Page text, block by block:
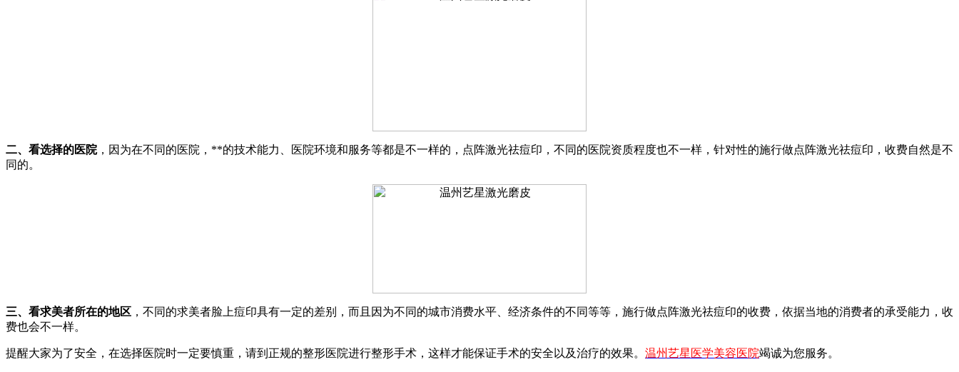
二、看选择的医院，因为在不同的医院，**的技术能力、医院环境和服务等都是不一样的，点阵激光祛痘印，不同的医院资质程度也不一样，针对性的施行做点阵激光祛痘印，收费自然是不
同的。
三、看求美者所在的地区 ，不同的求美者脸上痘印具有一定的差别，而且因为不同的城市消费水平、经济条件的不同等等，施行做点阵激光祛痘印的收费，依据当地的消费者的承受能力，收
费也会不一样。
提醒大家为了安全，在选择医院时一定要慎重，请到正规的整形医院进行整形手术，这样才能保证手术的安全以及治疗的效果。 温州艺星医学美容医院竭诚为您服务。